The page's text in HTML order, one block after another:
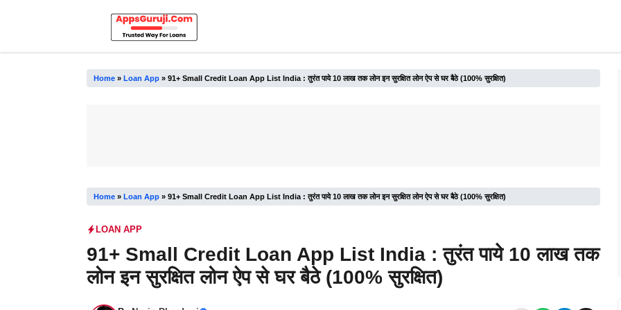
Home» Loan App» 91+ Small Credit Loan App List India : तुरंत पाये 10 लाख तक लोन इन सुरक्षित लोन ऐप से घर बैठे (100% सुरक्षित)
Home» Loan App» 91+ Small Credit Loan App List India : तुरंत पाये 10 लाख तक लोन इन सुरक्षित लोन ऐप से घर बैठे (100% सुरक्षित)
LOAN APP
91+ Small Credit Loan App List India : तुरंत पाये 10 लाख तक
लोन इन सुरक्षित लोन ऐप से घर बैठे (100% सुरक्षित)